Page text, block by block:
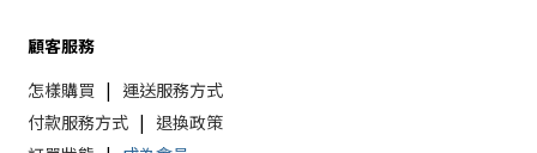
顧客服務
怎樣購買 | 運送服務方式
付款服務方式 | 退換政策